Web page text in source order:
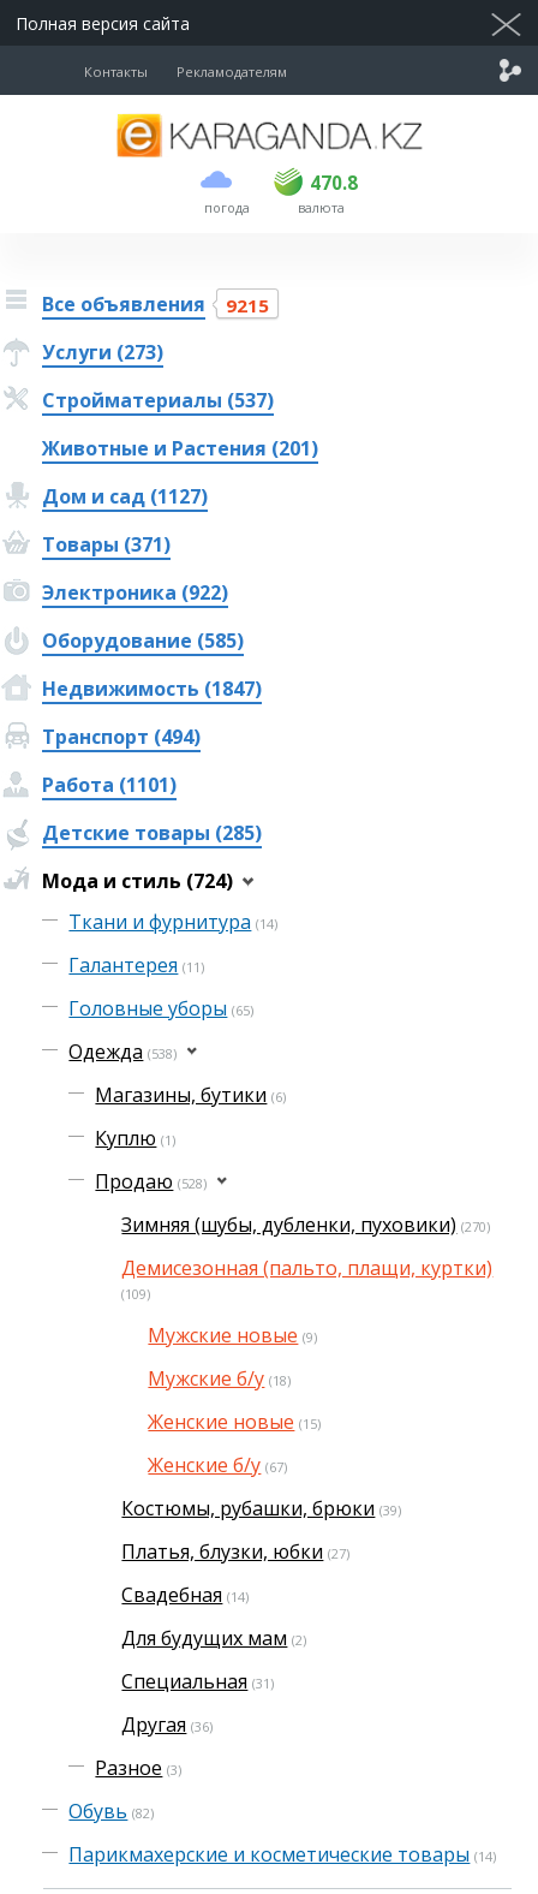
Полная версия сайта
Контакты Рекламодателям
погода
470.8
покупка продажа
USD 468.5 470.8
EUR валюта
Все объявления 9215
Услуги (273)
Стройматериалы (537)
Животные и Растения (201)
Дом и сад (1127)
Товары (371)
Электроника (922)
Оборудование (585)
Недвижимость (1847)
Транспорт (494)
Работа (1101)
Детские товары (285)
Мода и стиль (724)
Ткани и фурнитура (14)
Галантерея (11)
Головные уборы (65)
Одежда (538)
Магазины, бутики (6)
Куплю (1)
Продаю (528)
Зимняя (шубы, дубленки, пуховики) (270)
Демисезонная (пальто, плащи, куртки)
(109)
Мужские новые (9)
Мужские б/у (18)
Женские новые (15)
Женские б/у (67)
Костюмы, рубашки, брюки (39)
Платья, блузки, юбки (27)
Свадебная (14)
Для будущих мам (2)
Специальная (31)
Другая (36)
Разное (3)
Обувь (82)
Парикмахерские и косметические товары (14)